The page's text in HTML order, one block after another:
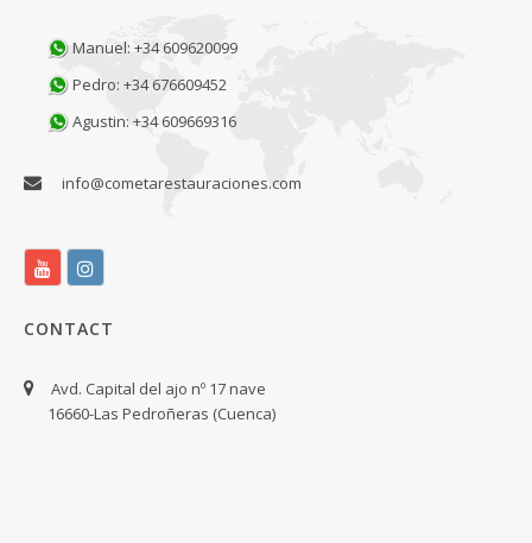
Manuel: +34 609620099
Pedro: +34 676609452
Agustin: +34 609669316
info@cometarestauraciones.com
CONTACT
Avd. Capital del ajo nº 17 nave
16660-Las Pedroñeras (Cuenca)